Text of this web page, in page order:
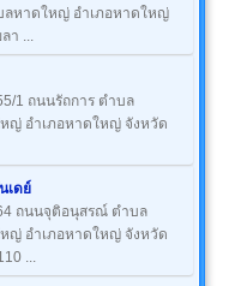
ลหาดใหญ่ อำเภอหาดใหญ่
า ...
1 ถนนรัถการ ตำบล
ญ่ อำเภอหาดใหญ่ จังหวัด
เดย์
ถนนจุติอนุสรณ์ ตำบล
ญ่ อำเภอหาดใหญ่ จังหวัด
...